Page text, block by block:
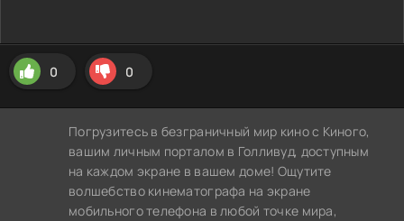
0 0
Погрузитесь в безграничный мир кино с Киного,
вашим личным порталом в Голливуд, доступным
на каждом экране в вашем доме! Ощутите
волшебство кинематографа на экране
мобильного телефона в любой точке мира,